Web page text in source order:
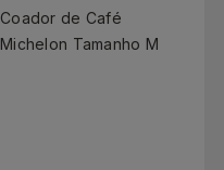
Coador de Café
Michelon Tamanho M